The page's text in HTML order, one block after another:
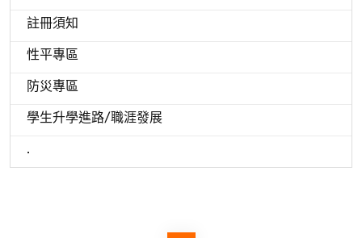
註冊須知
性平專區
防災專區
學生升學進路/職涯發展
.